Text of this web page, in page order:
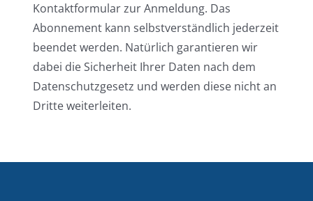
Kontaktformular zur Anmeldung. Das
Abonnement kann selbstverständlich jederzeit
beendet werden. Natürlich garantieren wir
dabei die Sicherheit Ihrer Daten nach dem
Datenschutzgesetz und werden diese nicht an
Dritte weiterleiten.